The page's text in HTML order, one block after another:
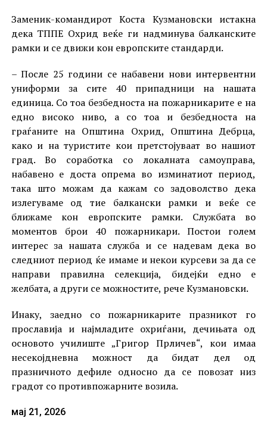
Заменик-командирот Коста Кузмановски истакна
дека ТППЕ Охрид веќе ги надминува балканските
рамки и се движи кон европските стандарди.
– После 25 години се набавени нови интервентни
униформи за сите 40 припадници на нашата
единица. Со тоа безбедноста на пожарникарите е на
едно високо ниво, а со тоа и безбедноста на
граѓаните на Општина Охрид, Општина Дебрца,
како и на туристите кои претстојуваат во нашиот
град. Во соработка со локалната самоуправа,
набавено е доста опрема во изминатиот период,
така што можам да кажам со задоволство дека
излегуваме од тие балкански рамки и веќе се
ближаме кон европските рамки. Службата во
моментов брои 40 пожарникари. Постои голем
интерес за нашата служба и се надевам дека во
следниот период ќе имаме и некои курсеви за да се
направи правилна селекција, бидејќи едно е
желбата, а други се можностите, рече Кузмановски.
Инаку, заедно со пожарникарите празникот го
прославија и најмладите охриѓани, дечињата од
основото училиште „Григор Прличев“, кои имаа
несекојдневна можност да бидат дел од
празничното дефиле односно да се повозат низ
градот со противпожарните возила.
мај 21, 2026